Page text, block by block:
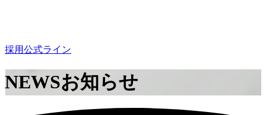
採用公式ライン
NEWSお知らせ